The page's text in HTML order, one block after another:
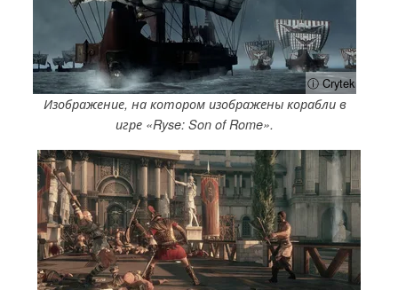
ⓘ Crytek
Изображение, на котором изображены корабли в
игре «Ryse: Son of Rome».